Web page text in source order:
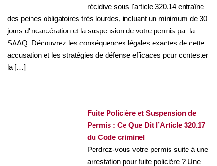
récidive sous l'article 320.14 entraîne
des peines obligatoires très lourdes, incluant un minimum de 30
jours d'incarcération et la suspension de votre permis par la
SAAQ. Découvrez les conséquences légales exactes de cette
accusation et les stratégies de défense efficaces pour contester
la […]
Fuite Policière et Suspension de
Permis : Ce Que Dit l’Article 320.17
du Code criminel
Perdrez-vous votre permis suite à une
arrestation pour fuite policière ? Une